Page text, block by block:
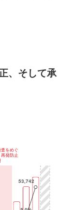
、そして承